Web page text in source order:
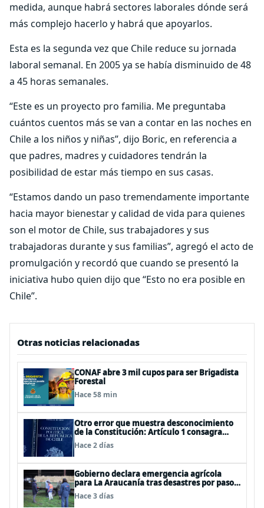
medida, aunque habrá sectores laborales dónde será
más complejo hacerlo y habrá que apoyarlos.
Esta es la segunda vez que Chile reduce su jornada
laboral semanal. En 2005 ya se había disminuido de 48
a 45 horas semanales.
“Este es un proyecto pro familia. Me preguntaba
cuántos cuentos más se van a contar en las noches en
Chile a los niños y niñas”, dijo Boric, en referencia a
que padres, madres y cuidadores tendrán la
posibilidad de estar más tiempo en sus casas.
“Estamos dando un paso tremendamente importante
hacia mayor bienestar y calidad de vida para quienes
son el motor de Chile, sus trabajadores y sus
trabajadoras durante y sus familias”, agregó el acto de
promulgación y recordó que cuando se presentó la
iniciativa hubo quien dijo que “Esto no era posible en
Chile”.
Otras noticias relacionadas
CONAF abre 3 mil cupos para ser Brigadista
Forestal
Hace 58 min
Otro error que muestra desconocimiento
de la Constitución: Artículo 1 consagra
resguardar la seguridad nacional y
proteger a los ciudadanos
Hace 2 días
Gobierno declara emergencia agrícola
para La Araucanía tras desastres por pasos
de sistemas frontales
Hace 3 días